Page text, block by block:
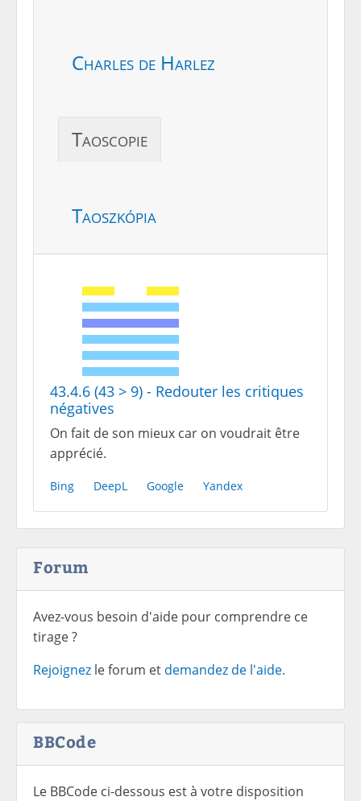
Charles de Harlez
Taoscopie
Taoszkópia
43.4.6 (43 > 9) - Redouter les critiques
négatives
On fait de son mieux car on voudrait être
apprécié.
Bing DeepL Google Yandex
Forum
Avez-vous besoin d'aide pour comprendre ce
tirage ?
Rejoignez le forum et demandez de l'aide.
BBCode
Le BBCode ci-dessous est à votre disposition